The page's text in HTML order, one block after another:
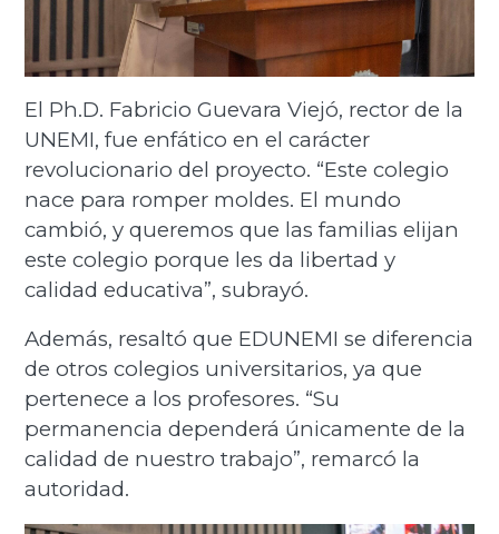
El Ph.D. Fabricio Guevara Viejó, rector de la
UNEMI, fue enfático en el carácter
revolucionario del proyecto. “Este colegio
nace para romper moldes. El mundo
cambió, y queremos que las familias elijan
este colegio porque les da libertad y
calidad educativa”, subrayó.
Además, resaltó que EDUNEMI se diferencia
de otros colegios universitarios, ya que
pertenece a los profesores. “Su
permanencia dependerá únicamente de la
calidad de nuestro trabajo”, remarcó la
autoridad.